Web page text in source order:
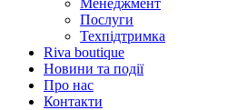
Менеджмент
Послуги
Техпідтримка
Riva boutique
Новини та події
Про нас
Контакти